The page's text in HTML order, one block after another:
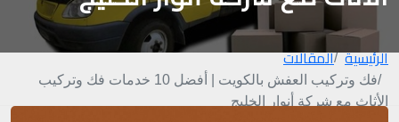
الرئيسية المقالات
فك وتركيب العفش بالكويت | أفضل 10 خدمات فك وتركيب
الأثاث مع شركة أنوار الخليج